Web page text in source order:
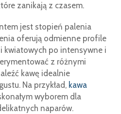
zanikają z czasem.
jest stopień palenia
oferują odmienne profile
kwiatowych po intensywne i
z różnymi
kawę idealnie
Na przykład, kawa
wyborem dla
naparów.